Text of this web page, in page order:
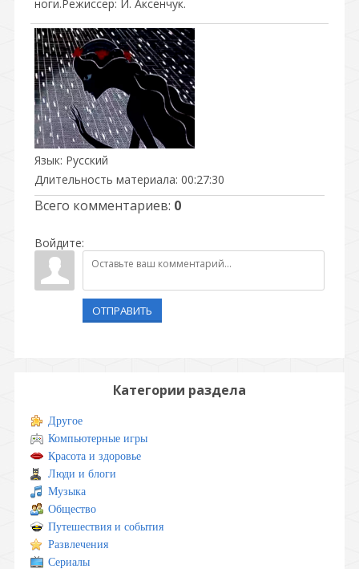
ноги.Режиссер: И. Аксенчук.
Язык: Русский
Длительность материала: 00:27:30
Всего комментариев: 0
Войдите:
ОТПРАВИТЬ
Категории раздела
Другое
Компьютерные игры
Красота и здоровье
Люди и блоги
Музыка
Общество
Путешествия и события
Развлечения
Сериалы